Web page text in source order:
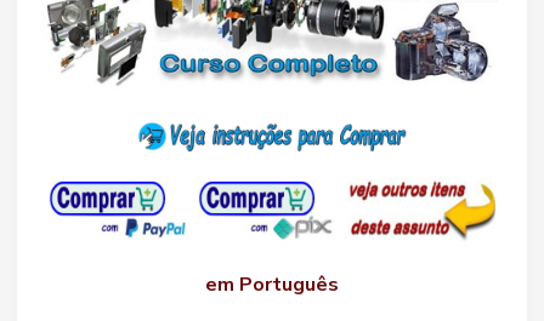
em Português